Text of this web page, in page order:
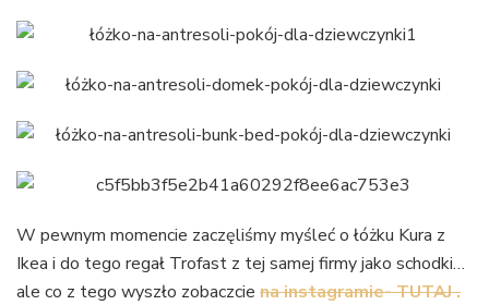
W pewnym momencie zaczęliśmy myśleć o łóżku Kura z
Ikea i do tego regał Trofast z tej samej firmy jako schodki…
ale co z tego wyszło zobaczcie na instagramie- TUTAJ .